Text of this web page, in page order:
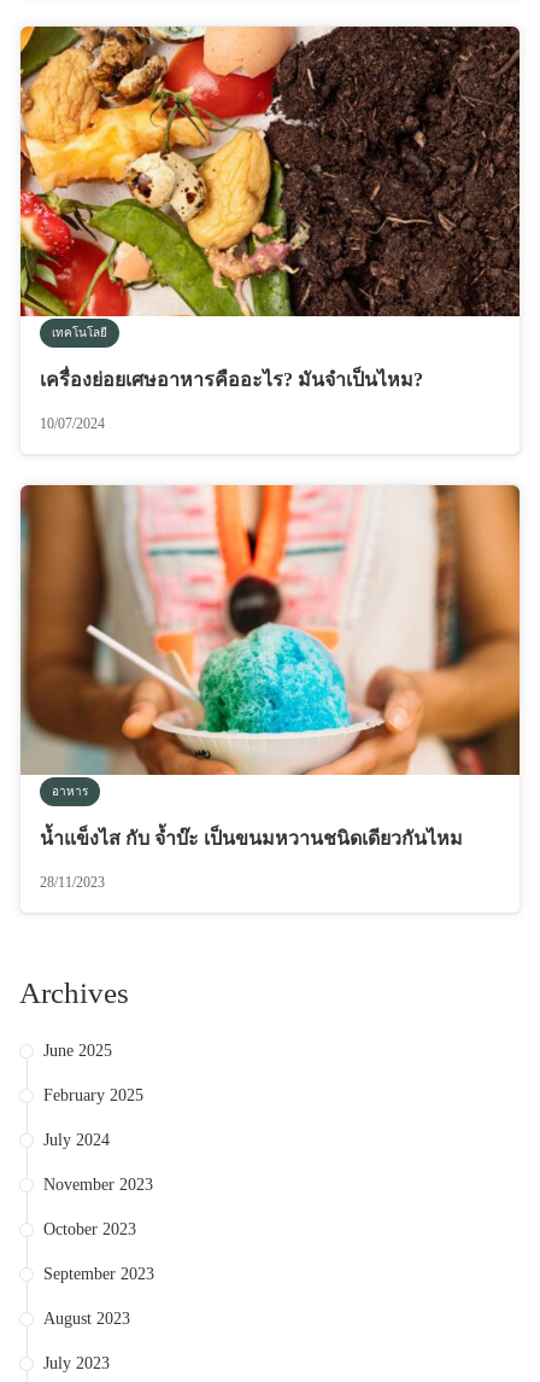
เทคโนโลยี
เครื่องย่อยเศษอาหารคืออะไร? มันจำเป็นไหม?
10/07/2024
อาหาร
น้ำแข็งไส กับ จ้ำบ๊ะ เป็นขนมหวานชนิดเดียวกันไหม
28/11/2023
Archives
June 2025
February 2025
July 2024
November 2023
October 2023
September 2023
August 2023
July 2023